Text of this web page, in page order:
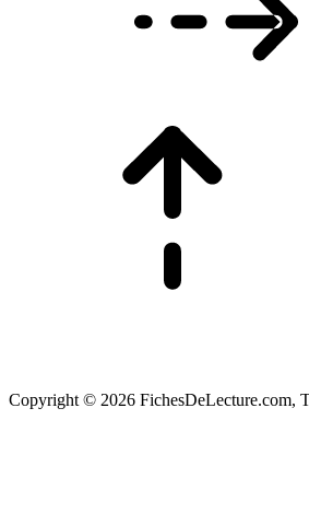
Copyright © 2026 FichesDeLecture.com,